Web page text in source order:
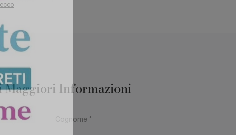
Maggiori Informazioni